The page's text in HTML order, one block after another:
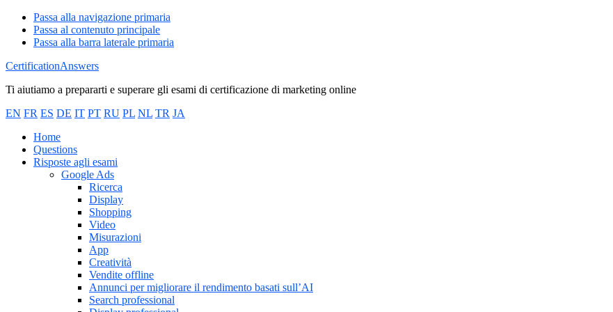
Passa alla navigazione primaria
Passa al contenuto principale
Passa alla barra laterale primaria
CertificationAnswers
Ti aiutiamo a prepararti e superare gli esami di certificazione di marketing online
EN FR ES DE IT PT RU PL NL TR JA
Home
Questions
Risposte agli esami
Google Ads
Ricerca
Display
Shopping
Video
Misurazioni
App
Creatività
Vendite offline
Annunci per migliorare il rendimento basati sull’AI
Search professional